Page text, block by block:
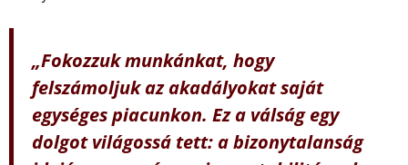
„Fokozzuk munkánkat, hogy
felszámoljuk az akadályokat saját
egységes piacunkon. Ez a válság egy
dolgot világossá tett: a bizonytalanság